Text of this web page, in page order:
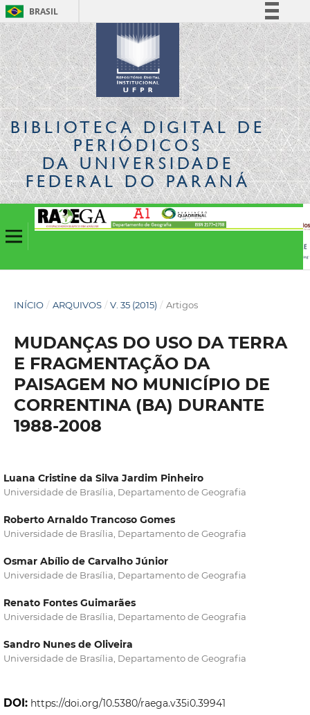
BRASIL
Simplifique!
Comunica BR
Participe
Acesso à informação
Legislação
Canais
BIBLIOTECA DIGITALDE
PERIÓDICOS
DA UNIVERSIDADE
FEDERAL DO PARANÁ
INÍCIO / ARQUIVOS / V. 35 (2015) / Artigos
MUDANÇAS DO USO DA TERRA
E FRAGMENTAÇÃO DA
PAISAGEM NO MUNICÍPIO DE
CORRENTINA (BA) DURANTE
1988-2008
Luana Cristine da Silva Jardim Pinheiro
Universidade de Brasília, Departamento de Geografia
Roberto Arnaldo Trancoso Gomes
Universidade de Brasília, Departamento de Geografia
Osmar Abílio de Carvalho Júnior
Universidade de Brasília, Departamento de Geografia
Renato Fontes Guimarães
Universidade de Brasília, Departamento de Geografia
Sandro Nunes de Oliveira
Universidade de Brasília, Departamento de Geografia
DOI: https://doi.org/10.5380/raega.v35i0.39941